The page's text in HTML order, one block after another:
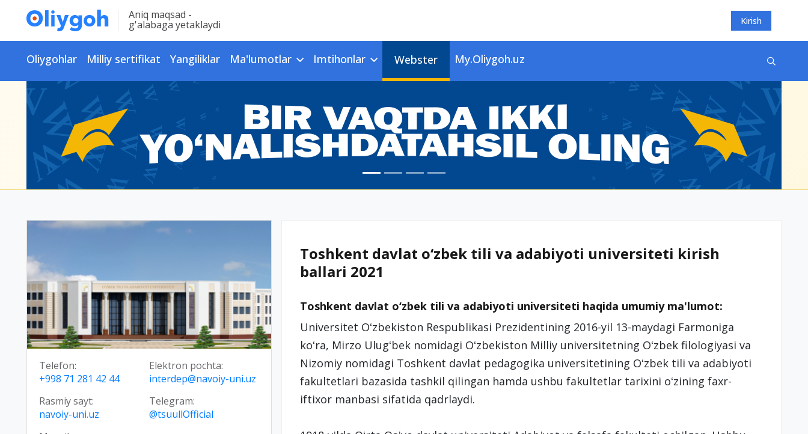
Aniq maqsad -
g'alabaga yetaklaydi Kirish
Oliygohlar Milliy sertifikat Yangiliklar Ma'lumotlar Imtihonlar Webster My.Oliygoh.uz
Telefon:
+998 71 281 42 44
Elektron pochta:
interdep@navoiy-uni.uz
Rasmiy sayt:
navoiy-uni.uz
Telegram:
@tsuullOfficial
Toshkent davlat o‘zbek tili va adabiyoti universiteti kirish
ballari 2021
Toshkent davlat o‘zbek tili va adabiyoti universiteti haqida umumiy ma'lumot:
Universitet Oʻzbekiston Respublikasi Prezidentining 2016-yil 13-maydagi Farmoniga
koʻra, Mirzo Ulugʻbek nomidagi Oʻzbekiston Milliy universitetning Oʻzbek filologiyasi va
Nizomiy nomidagi Toshkent davlat pedagogika universitetining Oʻzbek tili va adabiyoti
fakultetlari bazasida tashkil qilingan hamda ushbu fakultetlar tarixini oʻzining faxr-
iftixor manbasi sifatida qadrlaydi.